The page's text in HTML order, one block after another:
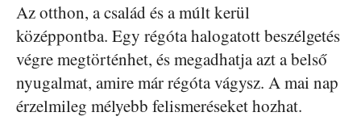
Az otthon, a család és a múlt kerül
középpontba. Egy régóta halogatott beszélgetés
végre megtörténhet, és megadhatja azt a belső
nyugalmat, amire már régóta vágysz. A mai nap
érzelmileg mélyebb felismeréseket hozhat.